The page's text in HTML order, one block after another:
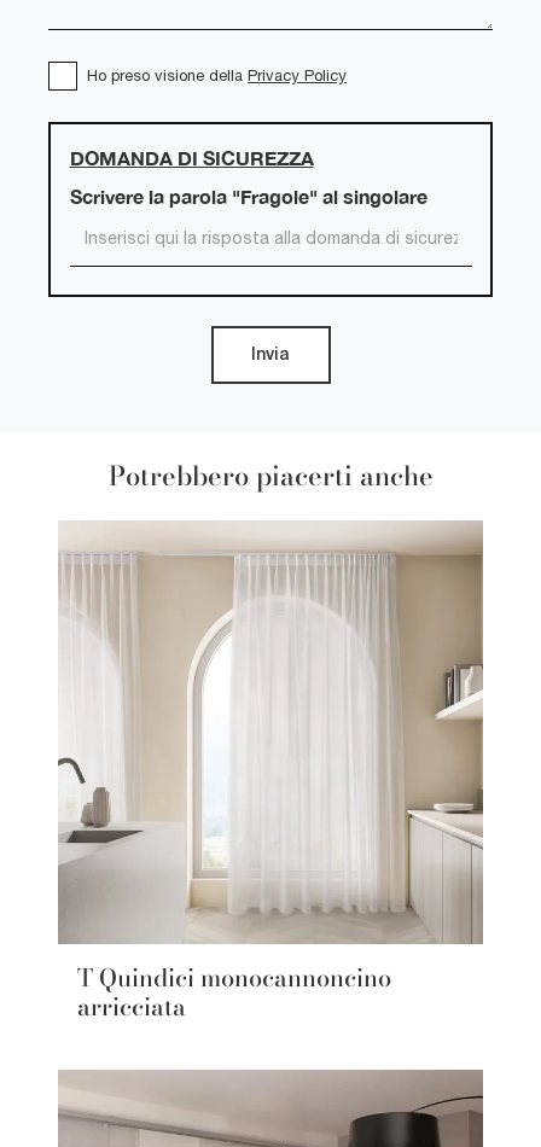
Ho preso visione della Privacy Policy
DOMANDA DI SICUREZZA
Scrivere la parola "Fragole" al singolare
Invia
Potrebbero piacerti anche
T Quindici monocannoncino
arricciata